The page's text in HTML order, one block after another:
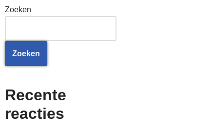
Zoeken
Zoeken
Recente
reacties